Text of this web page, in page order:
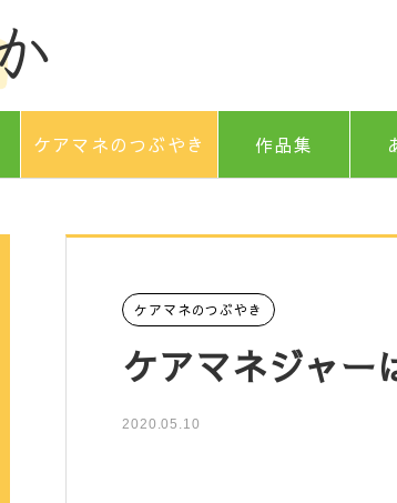
ケアマネのつぶやき 作品集
ケアマネのつぶやき
ケアマネジャー
2020.05.10